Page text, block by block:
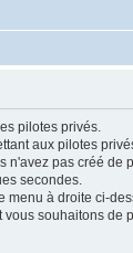
pilotes privés.
aux pilotes
n'avez pas créé
secondes.
menu à droite ci-
souhaitons de